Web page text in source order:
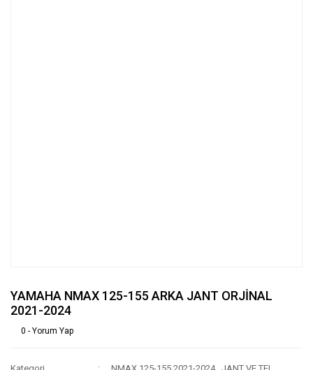
YAMAHA NMAX 125-155 ARKA JANT ORJİNAL
2021-2024
0 - Yorum Yap